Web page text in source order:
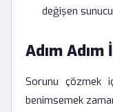
değişen
Adım
Sorunu çözmek
benimsemek